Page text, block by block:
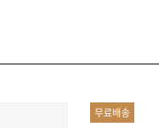
무료배송